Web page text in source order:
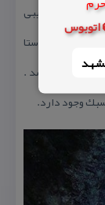
اتوبوس
ریك و كیش دیبی
وشت حدود ۲۵ كیلومتر و از سه راهی تا روستا
كوهستانی می باشد .